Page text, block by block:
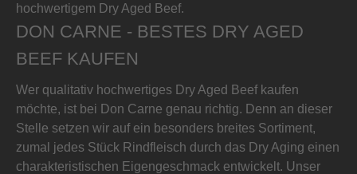
hochwertigem Dry Aged Beef.
DON CARNE - BESTES DRY AGED
BEEF KAUFEN
Wer qualitativ hochwertiges Dry Aged Beef kaufen
möchte, ist bei Don Carne genau richtig. Denn an dieser
Stelle setzen wir auf ein besonders breites Sortiment,
zumal jedes Stück Rindfleisch durch das Dry Aging einen
charakteristischen Eigengeschmack entwickelt. Unser